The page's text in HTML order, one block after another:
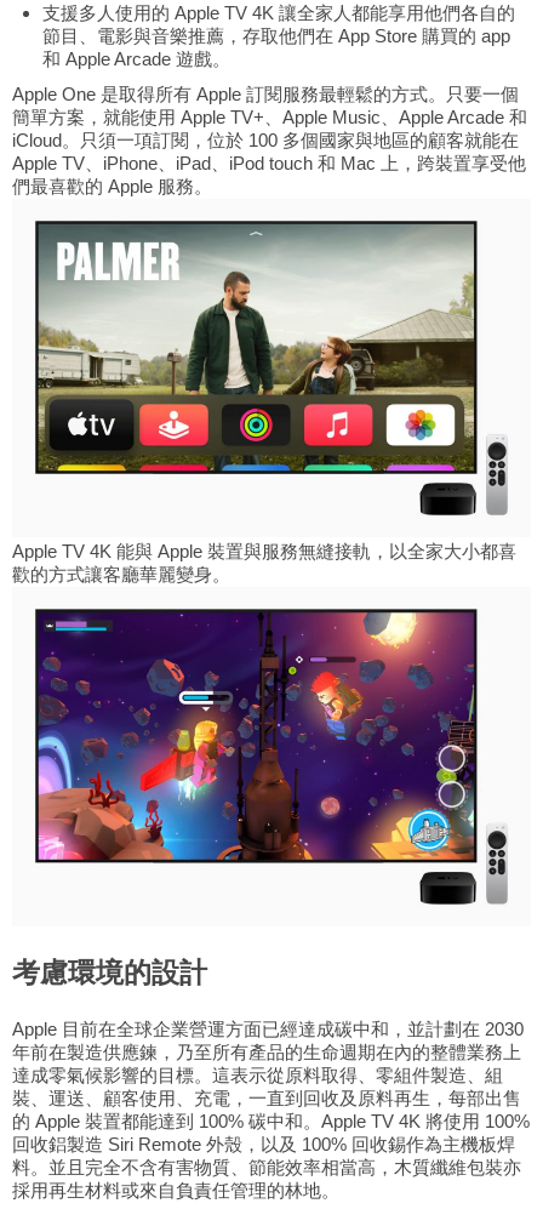
支援多人使用的 Apple TV 4K 讓全家人都能享用他們各自的
節目、電影與音樂推薦，存取他們在 App Store 購買的 app
和 Apple Arcade 遊戲。
Apple One 是取得所有 Apple 訂閱服務最輕鬆的方式。只要一個
簡單方案，就能使用 Apple TV+、Apple Music、Apple Arcade 和
iCloud。只須一項訂閱，位於 100 多個國家與地區的顧客就能在
Apple TV、iPhone、iPad、iPod touch 和 Mac 上，跨裝置享受他
們最喜歡的 Apple 服務。
Apple TV 4K 能與 Apple 裝置與服務無縫接軌，以全家大小都喜
歡的方式讓客廳華麗變身。
考慮環境的設計
Apple 目前在全球企業營運方面已經達成碳中和，並計劃在 2030
年前在製造供應鍊，乃至所有產品的生命週期在內的整體業務上
達成零氣候影響的目標。這表示從原料取得、零組件製造、組
裝、運送、顧客使用、充電，一直到回收及原料再生，每部出售
的 Apple 裝置都能達到 100% 碳中和。Apple TV 4K 將使用 100%
回收鋁製造 Siri Remote 外殼，以及 100% 回收錫作為主機板焊
料。並且完全不含有害物質、節能效率相當高，木質纖維包裝亦
採用再生材料或來自負責任管理的林地。